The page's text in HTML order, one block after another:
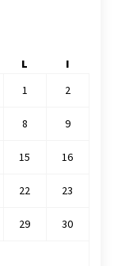
L
I
1
2
8 9
15 16
22 23
29 30